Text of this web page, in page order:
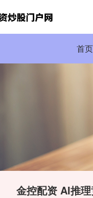
首页
金控配资 AI推